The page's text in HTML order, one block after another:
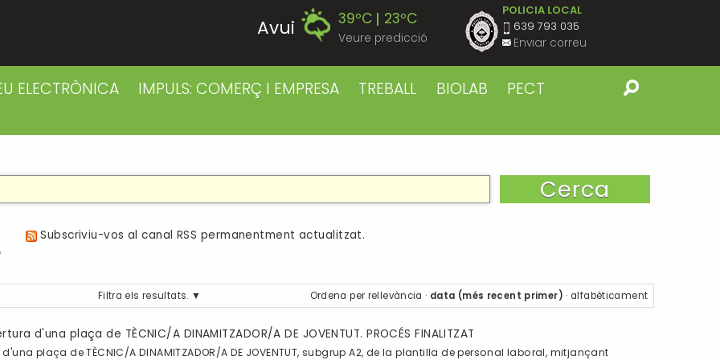
Avui 39ºC 23ºC
Veure predicció
Diumenge 39ºC 22ºC
Dimarts
40ºC 23ºC
POLICIA LOCAL
639 793 035
Enviar correu
ELECTRÒNICA IMPULS: COMERÇ I EMPRESA TREBALL BIOLAB
PECT
Subscriviu-vos al canal RSS permanentment actualitzat.
Filtra els resultats. Ordena per rellevància · data (més recent primer) · alfabèticament
plaça de TÈCNIC/A DINAMITZADOR/A DE JOVENTUT. PROCÉS FINALITZAT
plaça de TÈCNIC/A DINAMITZADOR/A DE JOVENTUT, subgrup A2, de la plantilla de personal laboral, mitjançant